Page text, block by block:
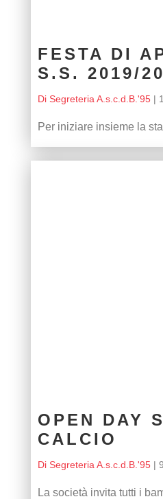
FESTA DI
S.S. 2019/20
Di Segreteria A.s.c.d.B.'95|
Per iniziare insieme la
OPEN DAY
CALCIO
Di Segreteria A.s.c.d.B.'95|
La società invita tutti i